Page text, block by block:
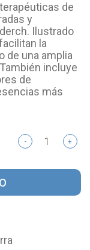
de
y
Ilustrado
la
de una amplia
incluye
de
más
- +